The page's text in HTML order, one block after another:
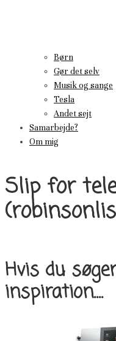
Børn
Gør det selv
Musik og sange
Tesla
Andet sejt
Samarbejde?
Om mig
Slip for
Hvis du
inspiration....